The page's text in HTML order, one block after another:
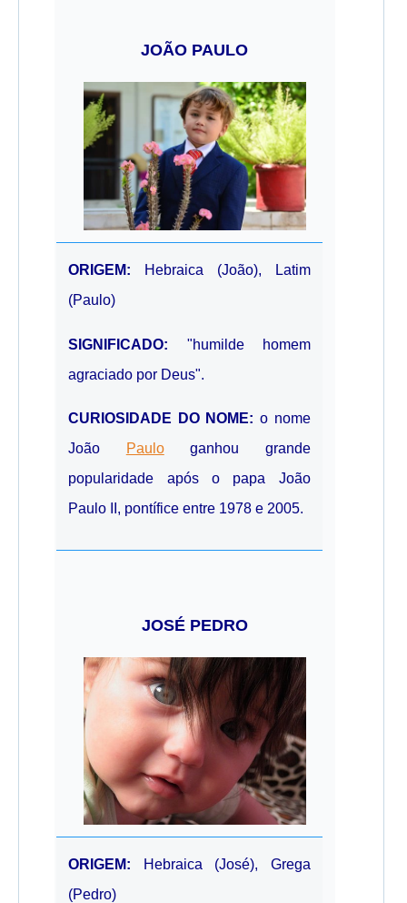
JOÃO PAULO
ORIGEM:
Hebraica (João), Latim
(Paulo)
SIGNIFICADO: "humilde homem
agraciado por Deus".
CURIOSIDADE DO NOME:o nome
João
Pauloganhou grande
popularidade após o papa João
Paulo II, pontífice entre 1978 e 2005.
JOSÉ PEDRO
ORIGEM:
Hebraica (José), Grega
(Pedro)